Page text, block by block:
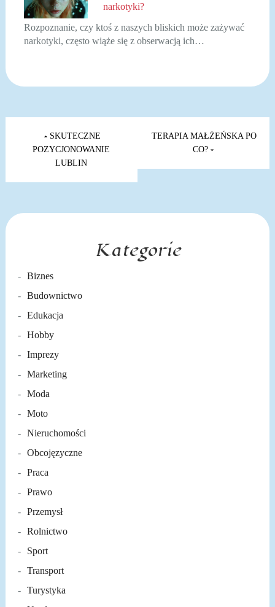
narkotyki?
Rozpoznanie, czy ktoś z naszych bliskich może zażywać
narkotyki, często wiąże się z obserwacją ich…
Nawigacja
wpisuSKUTECZNE
POZYCJONOWANIE
LUBLIN
TERAPIA MAŁŻEŃSKA PO
CO?
Kategorie
Biznes
Budownictwo
Edukacja
Hobby
Imprezy
Marketing
Moda
Moto
Nieruchomości
Obcojęzyczne
Praca
Prawo
Przemysł
Rolnictwo
Sport
Transport
Turystyka